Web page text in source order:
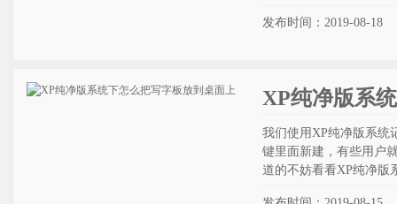
发布时间：2019-08-18
XP纯净版系
我们使用XP纯净版系统
键里面新建，有些用户
道的不妨看看XP纯净版